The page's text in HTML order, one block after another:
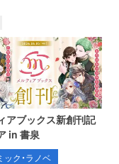
アブックス新創刊記
in 書泉
ック・ラノベ